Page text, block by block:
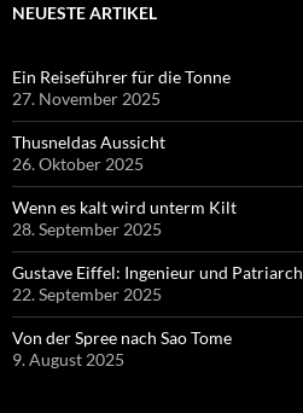
NEUESTE ARTIKEL
Ein Reiseführer für die Tonne
27. November 2025
Thusneldas Aussicht
26. Oktober 2025
Wenn es kalt wird unterm Kilt
28. September 2025
Gustave Eiffel: Ingenieur und Patriarch
22. September 2025
Von der Spree nach Sao Tome
9. August 2025